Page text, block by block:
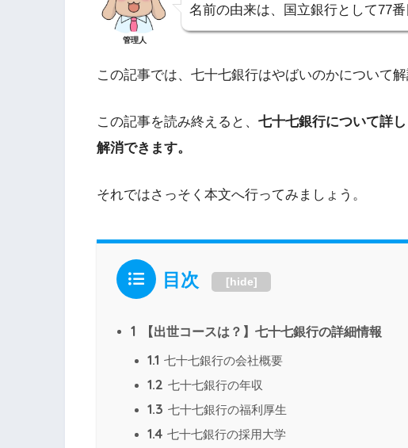
管理人
名前の由来は、国立銀行として77番
この記事では、七十七銀行はやばいのかについて解
この記事を読み終えると、 七十七銀行について詳
解消できます。
それではさっそく本文へ行ってみましょう。
目次 [hide]
1 【出世コースは？】七十七銀行の詳細情報
1.1 七十七銀行の会社概要
1.2 七十七銀行の年収
1.3 七十七銀行の福利厚生
1.4 七十七銀行の採用大学